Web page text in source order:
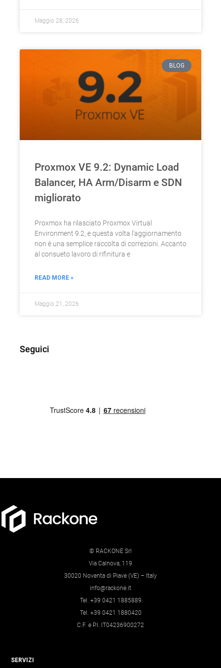
Maggio 28, 2026
BLOG
Proxmox VE 9.2: Dynamic Load
Balancer, HA Arm/Disarm e SDN
migliorato
Proxmox ha rilasciato Proxmox Virtual
Environment 9.2, e questa volta l’aggiornamento
non è una semplice raccolta di correzioni. Accanto
al consueto lavoro di rifinitura e
READ MORE »
Maggio 21, 2026
Seguici
© RACKONE Srl
Via Calnova, 119
30020 Noventa di Piave (VE) – Italy
info@rackone.it
Tel. +39 0421 1885889
Tel. +39 0421 1880420
C.F. e P.I. IT04236900272
SERVIZI